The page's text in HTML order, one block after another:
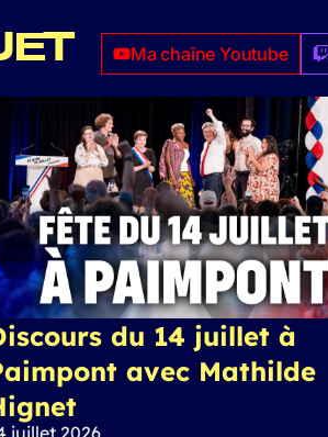
Ma chaîne Youtube
du 14 juillet à
avec Mathilde